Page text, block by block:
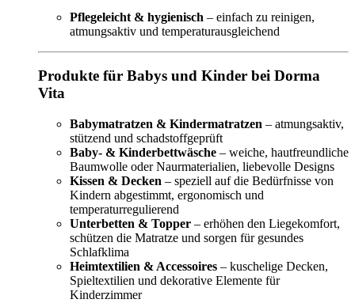
Pflegeleicht & hygienisch – einfach zu reinigen,
atmungsaktiv und temperaturausgleichend
Produkte für Babys und Kinder bei Dorma
Vita
Babymatratzen & Kindermatratzen – atmungsaktiv,
stützend und schadstoffgeprüft
Baby- & Kinderbettwäsche – weiche, hautfreundliche
Baumwolle oder Naurmaterialien, liebevolle Designs
Kissen & Decken – speziell auf die Bedürfnisse von
Kindern abgestimmt, ergonomisch und
temperaturregulierend
Unterbetten & Topper – erhöhen den Liegekomfort,
schützen die Matratze und sorgen für gesundes
Schlafklima
Heimtextilien & Accessoires – kuschelige Decken,
Spieltextilien und dekorative Elemente für
Kinderzimmer